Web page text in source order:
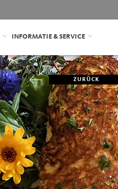
INFORMATIE & SERVICE
ZURÜCK